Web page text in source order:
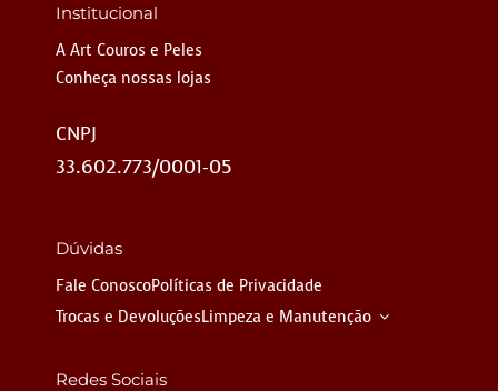
Institucional
A Art Couros e Peles
Conheça nossas lojas
CNPJ
33.602.773/0001-05
Dúvidas
Fale ConoscoPolíticas de Privacidade
Trocas e DevoluçõesLimpeza e Manutenção
Redes Sociais